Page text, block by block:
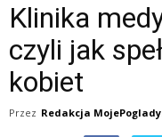
Klinika
czyli jak
kobiet
Przez Redakcja